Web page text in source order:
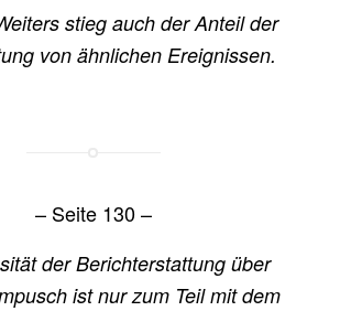
stieg auch der Anteil der
von ähnlichen Ereignissen.
– Seite 130 –
der Berichterstattung über
ist nur zum Teil mit dem